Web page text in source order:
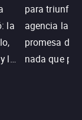
la
la
para triunfar
agencia la
promesa de
nada que